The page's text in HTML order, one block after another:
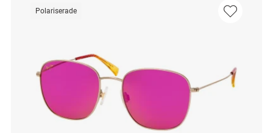
Polariserade